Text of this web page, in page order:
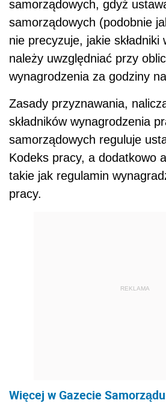
samorządowych, gdyż
samorządowych (podobnie
nie precyzuje, jakie składniki
należy uwzględniać przy
wynagrodzenia za godziny
Zasady przyznawania,
składników wynagrodzenia
samorządowych reguluje
Kodeks pracy, a dodatkowo
takie jak regulamin
pracy.
REKLAMA
Więcej w Gazecie